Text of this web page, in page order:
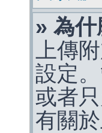
» 為
上傳
設定
或者
有關